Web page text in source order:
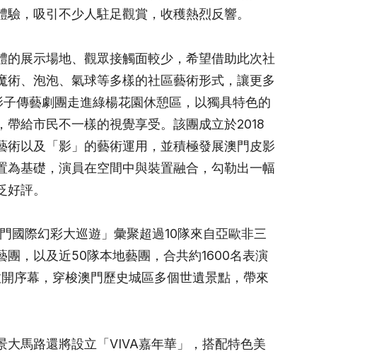
，吸引不少人駐足觀賞，收穫熱烈反響。
展示場地、觀眾接觸面較少，希望借助此次社
、泡泡、氣球等多樣的社區藝術形式，讓更多
子傳藝劇團走進綠楊花園休憩區，以獨具特色的
給市民不一樣的視覺享受。該團成立於2018
以及「影」的藝術運用，並積極發展澳門皮影
基礎，演員在空間中與裝置融合，勾勒出一幅
評。
國際幻彩大巡遊」彙聚超過10隊來自亞歐非三
團，以及近50隊本地藝團，合共約1600名表演
序幕，穿梭澳門歷史城區多個世遺景點，帶來
大馬路還將設立「 VIVA嘉年華」，搭配特色美